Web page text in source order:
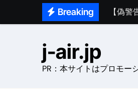
Breaking
熊本
j-air.jp
PR：本サイトはプロモー